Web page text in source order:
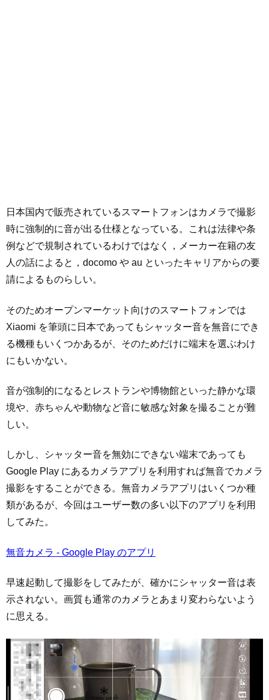
日本国内で販売されているスマートフォンはカメラで撮影
時に強制的に音が出る仕様となっている。これは法律や条
例などで規制されているわけではなく，メーカー在籍の友
人の話によると，docomo や au といったキャリアからの要
請によるものらしい。
そのためオープンマーケット向けのスマートフォンでは
Xiaomi を筆頭に日本であってもシャッター音を無音にでき
る機種もいくつかあるが、そのためだけに端末を選ぶわけ
にもいかない。
音が強制的になるとレストランや博物館といった静かな環
境や、赤ちゃんや動物など音に敏感な対象を撮ることが難
しい。
しかし、シャッター音を無効にできない端末であっても
Google Play にあるカメラアプリを利用すれば無音でカメラ
撮影をすることができる。無音カメラアプリはいくつか種
類があるが、今回はユーザー数の多い以下のアプリを利用
してみた。
無音カメラ - Google Play のアプリ
早速起動して撮影をしてみたが、確かにシャッター音は表
示されない。画質も通常のカメラとあまり変わらないよう
に思える。